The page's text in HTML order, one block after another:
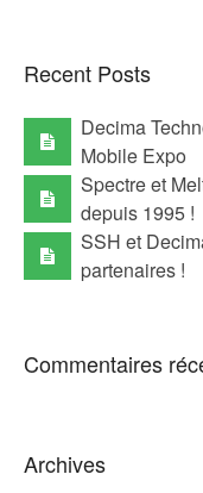
Recent Posts
Decima
Mobile Expo
Spectre et
depuis 1995 !
SSH et
partenaires !
Commentaires
Archives